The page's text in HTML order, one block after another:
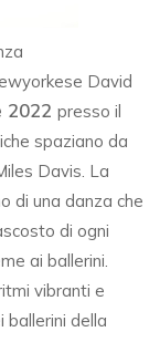
David
2022 presso il
spaziano da
Davis. La
di una danza che
di ogni
ai ballerini.
vibranti e
della